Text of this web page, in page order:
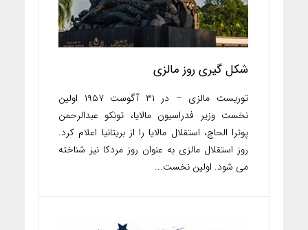
شکل گیری روز مالزی
توریست مالزی – در ۳۱ آگوست ۱۹۵۷ اولین
نخست وزیر فدراسیون مالایا، تونکو عبدالرحمن
پوترا الحاج، استقلال مالایا را از بریتانیا اعلام کرد.
روز استقلال مالزی به عنوان روز مردکا نیز شناخته
می شود. اولین نخست...